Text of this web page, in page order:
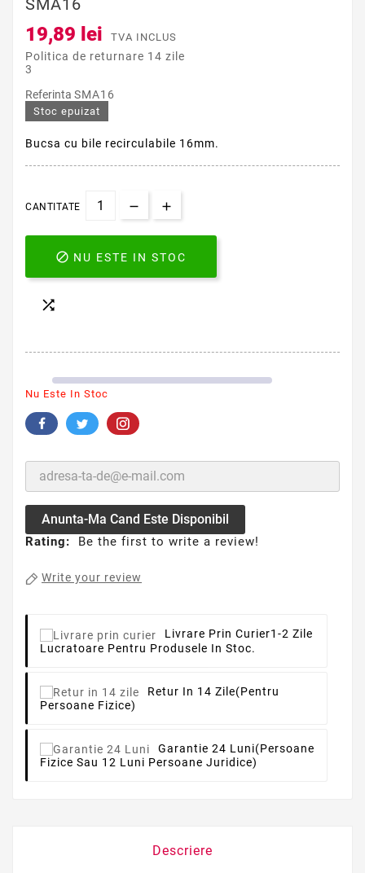
SMA16
19,89 lei TVA INCLUS
Politica de returnare 14 zile
3
Referinta SMA16
Stoc epuizat
Bucsa cu bile recirculabile 16mm.
CANTITATE
 NU ESTE IN STOC

Nu Este In Stoc
Anunta-Ma Cand Este Disponibil
Rating: Be the first to write a review!
Write your review
Livrare Prin Curier1-2 Zile
Lucratoare Pentru Produsele In Stoc.
Retur In 14 Zile(pentru
Persoane Fizice)
Garantie 24 Luni(persoane
Fizice Sau 12 Luni Persoane Juridice)
Descriere